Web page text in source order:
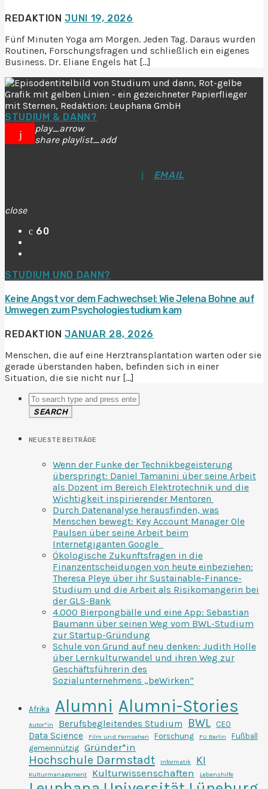
REDAKTION JUNI 19, 2026
Fünf Minuten Yoga am Morgen. Jeden Tag. Daraus wurden
Routinen, Forschungsfragen und schließlich ein eigenes
Business. Dr. Eliane Engels hat […]
STUDIUM & DANN?
play_arrow
share playlist_add
EMAIL
close
60
STUDIUM UND DANN?
Keine Angst vor dem Fachwechsel: Wie Jelena Bohne auf
Umwegen zum Psychologiestudium kam
REDAKTION JANUAR 28, 2026
Menschen, die auf eine Herztransplantation warten oder sie
gerade überstanden haben, befinden sich in einer
Situation, die sie nicht nur […]
SEARCH
NEUESTE BEITRÄGE
Wenn der Funke der Technikbegeisterung
überspringt: Daniel Tamanini über seine Arbeit
als Dozent im Bereich Elektrotechnik und die
Wichtigkeit inspirierender Mentoren
Durch Datenanalyse herausfinden, was
Menschen bewegt: Key Account Manager Ole
Paulsen über seine Arbeit beim
Internetgiganten Google
Ökologische Zukunftsfragen in die
Finanzentscheidungen von heute einbeziehen:
Theresa Pleye über ihr Sustainable-Finance-
Studium und die Arbeit als Risikomangerin bei
der GLS-Bank
4.000 Bierpongbälle und eine App: Sebastian
Baumann über seinen Weg vom BWL-Studium
zur Startup-Gründung
Schule von Grund auf neu denken: Judith Holle
über Lernkulturwandel und ihren Weg zur
Geschäftsführerin des
Sozialunternehmens „beWirken“
Afrika Alumni Alumni-Stories
Autor*in Berufsbegleitendes Studium BWL CEO
Data Science Film und Fernsehen Forschung FU Berlin
Fußball
gemeinnützig Gründer*in
Hochschule Darmstadt Informatik KI
Kulturmanagement Kulturwissenschaften Lebenshilfe